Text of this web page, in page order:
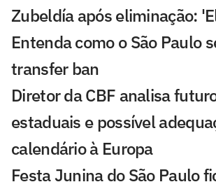
Zubeldía após eliminação:
Entenda como o São Paulo
transfer ban
Diretor da CBF analisa
estaduais e possível
calendário à Europa
Festa Junina do São Paulo